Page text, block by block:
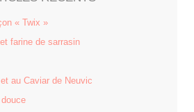
« Twix »
farine de sarrasin
au Caviar de Neuvic